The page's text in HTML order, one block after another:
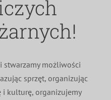
stwarzamy możliwości
sprzęt, organizując
i kulturę, organizujemy